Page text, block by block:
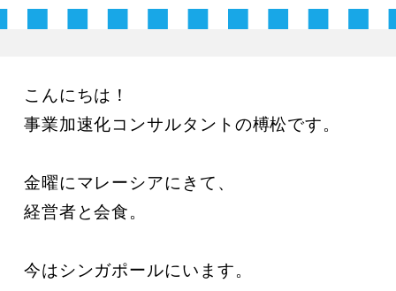
こんにちは！
事業加速化コンサルタントの榑松です。
金曜にマレーシアにきて、
経営者と会食。
今はシンガポールにいます。